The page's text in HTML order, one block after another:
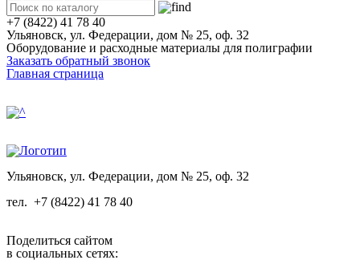
+7 (8422) 41 78 40
Ульяновск, ул. Федерации, дом № 25, оф. 32
Оборудование и расходные материалы для полиграфии
Заказать обратный звонок
Главная страница
Ульяновск, ул. Федерации, дом № 25, оф. 32
тел. +7 (8422) 41 78 40
Поделиться сайтом
в социальных сетях: